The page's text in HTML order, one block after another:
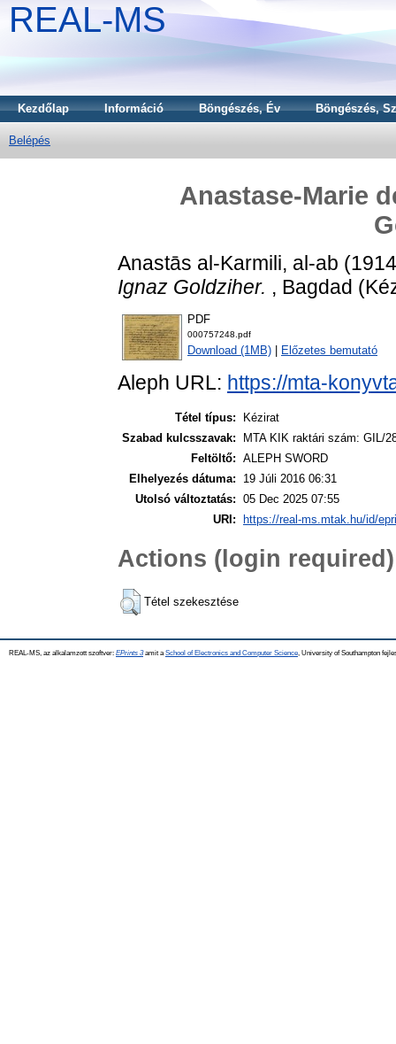
REAL-MS
Kezdőlap Információ Böngészés, Év Böngészés,
Belépés
Anastase-Marie
Anastās al-Karmili, al-ab
Ignaz Goldziher. , Bagdad
PDF
000757248.pdf
Download (1MB) Előzetes bemutató
Aleph URL: https://mta-
Tétel típus:
Kézirat
Szabad kulcsszavak:
MTA KIK raktári szám: GIL/
Feltöltő: ALEPH SWORD
Elhelyezés dátuma:
19 Júli 2016 06:31
Utolsó változtatás: 05 Dec 2025 07:55
URI:
https://real-ms.mtak.hu/id/
Actions (login required)
Tétel szekesztése
REAL-MS, az alkalamzott szoftver: EPrints 3amit a School of Electronics and Computer Science , University of Southampton